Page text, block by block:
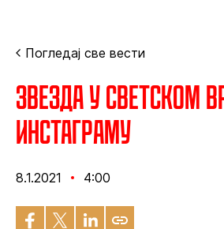
Погледај све вести
Звезда у светском
Инстаграму
8.1.2021 4:00